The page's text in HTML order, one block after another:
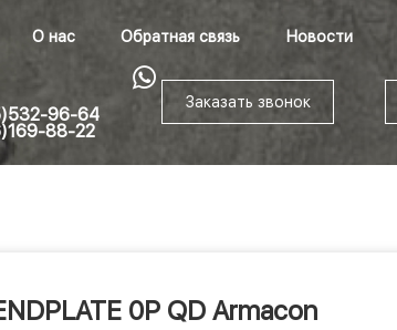
О нас Обратная связь Новости
96-64
88-22
Заказать звонок
0P QD Armacon